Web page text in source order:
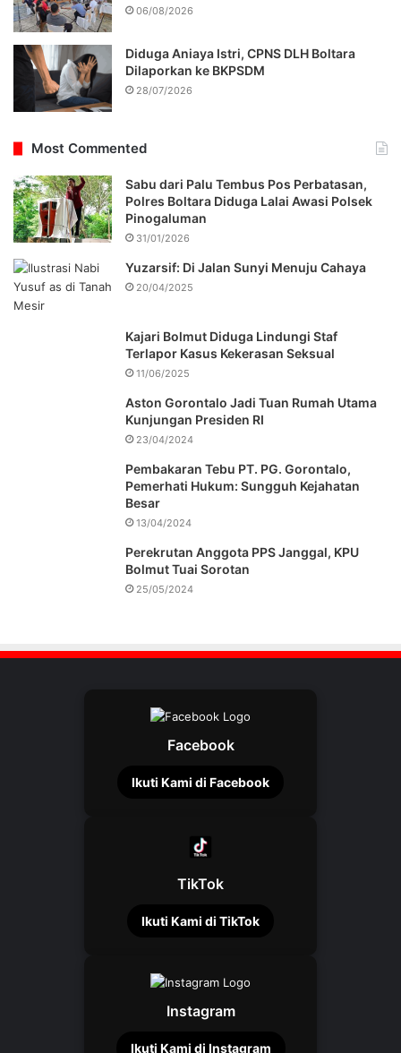
06/08/2026
Diduga Aniaya Istri, CPNS DLH Boltara
Dilaporkan ke BKPSDM
28/07/2026
Most Commented
Sabu dari Palu Tembus Pos Perbatasan,
Polres Boltara Diduga Lalai Awasi Polsek
Pinogaluman
31/01/2026
Yuzarsif: Di Jalan Sunyi Menuju Cahaya
20/04/2025
Kajari Bolmut Diduga Lindungi Staf
Terlapor Kasus Kekerasan Seksual
11/06/2025
Aston Gorontalo Jadi Tuan Rumah Utama
Kunjungan Presiden RI
23/04/2024
Pembakaran Tebu PT. PG. Gorontalo,
Pemerhati Hukum: Sungguh Kejahatan
Besar
13/04/2024
Perekrutan Anggota PPS Janggal, KPU
Bolmut Tuai Sorotan
25/05/2024
Facebook
Ikuti Kami di Facebook
TikTok
Ikuti Kami di TikTok
Instagram
Ikuti Kami di Instagram